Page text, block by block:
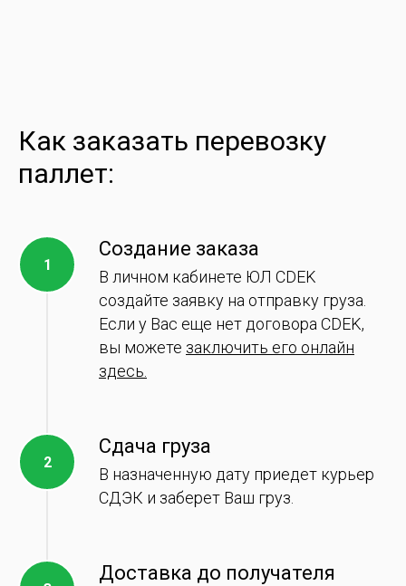
Как заказать перевозку
паллет:
Создание заказа
В личном кабинете ЮЛ CDEK
создайте заявку на отправку груза.
Если у Вас еще нет договора CDEK,
вы можете заключить его онлайн
здесь.
Сдача груза
В назначенную дату приедет курьер
СДЭК и заберет Ваш груз.
Доставка до получателя